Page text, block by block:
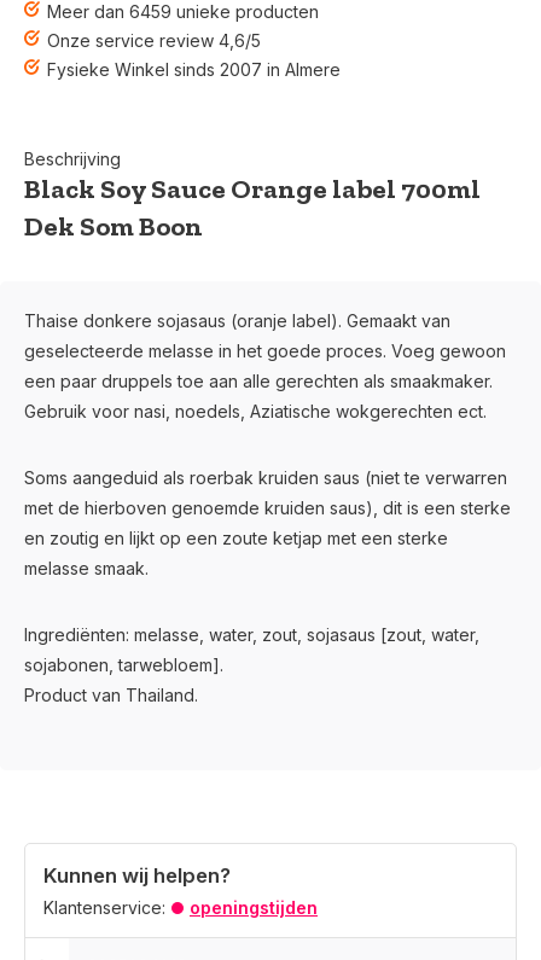
Meer dan 6459 unieke producten
Onze service review 4,6/5
Fysieke Winkel sinds 2007 in Almere
Beschrijving
Black Soy Sauce Orange label 700ml
Dek Som Boon
Thaise donkere sojasaus (oranje label). Gemaakt van
geselecteerde melasse in het goede proces. Voeg gewoon
een paar druppels toe aan alle gerechten als smaakmaker.
Gebruik voor nasi, noedels, Aziatische wokgerechten ect.
Soms aangeduid als roerbak kruiden saus (niet te verwarren
met de hierboven genoemde kruiden saus), dit is een sterke
en zoutig en lijkt op een zoute ketjap met een sterke
melasse smaak.
Ingrediënten: melasse, water, zout, sojasaus [zout, water,
sojabonen, tarwebloem].
Product van Thailand.
Kunnen wij helpen?
Klantenservice: openingstijden